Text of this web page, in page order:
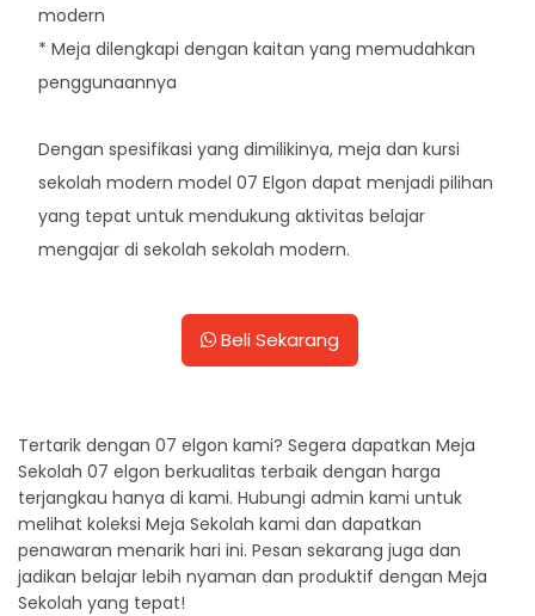
modern
* Meja dilengkapi dengan kaitan yang memudahkan
penggunaannya
Dengan spesifikasi yang dimilikinya, meja dan kursi
sekolah modern model 07 Elgon dapat menjadi pilihan
yang tepat untuk mendukung aktivitas belajar
mengajar di sekolah sekolah modern.
Beli Sekarang
Tertarik dengan 07 elgon kami? Segera dapatkan Meja
Sekolah 07 elgon berkualitas terbaik dengan harga
terjangkau hanya di kami. Hubungi admin kami untuk
melihat koleksi Meja Sekolah kami dan dapatkan
penawaran menarik hari ini. Pesan sekarang juga dan
jadikan belajar lebih nyaman dan produktif dengan Meja
Sekolah yang tepat!